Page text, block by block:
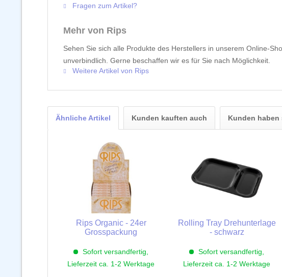
Fragen zum Artikel?
Mehr von Rips
Sehen Sie sich alle Produkte des Herstellers in unserem Online-
unverbindlich. Gerne beschaffen wir es für Sie nach Möglichkeit.
Weitere Artikel von Rips
Ähnliche Artikel Kunden kauften auch Kunden
Rips Organic - 24er
Grosspackung
Sofort versandfertig,
Lieferzeit ca. 1-2 Werktage
Rolling Tray Drehunterlage
- schwarz
Sofort versandfertig,
Lieferzeit ca. 1-2 Werktage